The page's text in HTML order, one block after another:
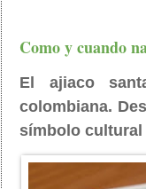
Como y cuando
El ajiaco
colombiana.
símbolo cultural